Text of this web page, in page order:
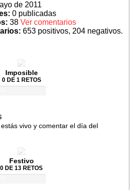
de 2011
0 publicadas
38 Ver comentarios
653 positivos, 204 negativos.
Imposible
0 DE 1 RETOS
vivo y comentar el día del
Festivo
0 DE 13 RETOS